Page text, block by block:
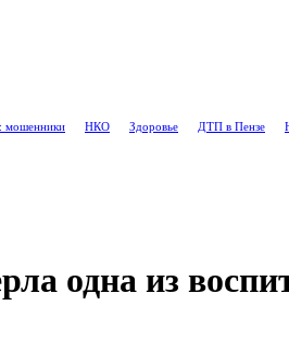
мошенники НКО Здоровье ДТП в Пензе
одна из